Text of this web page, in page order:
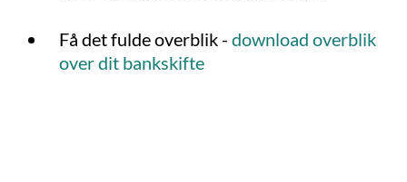
Få det fulde overblik -download overblik
over dit bankskifte